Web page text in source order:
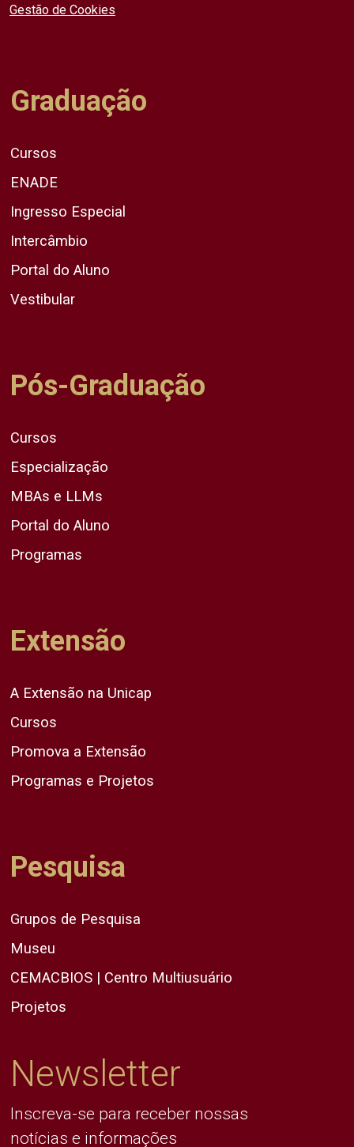
Gestão de Cookies
Graduação
Cursos
ENADE
Ingresso Especial
Intercâmbio
Portal do Aluno
Vestibular
Pós-Graduação
Cursos
Especialização
MBAs e LLMs
Portal do Aluno
Programas
Extensão
A Extensão na Unicap
Cursos
Promova a Extensão
Programas e Projetos
Pesquisa
Grupos de Pesquisa
Museu
CEMACBIOS | Centro Multiusuário
Projetos
Newsletter
Inscreva-se para receber nossas
notícias e informações